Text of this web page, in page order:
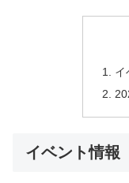
イ
イベント情報